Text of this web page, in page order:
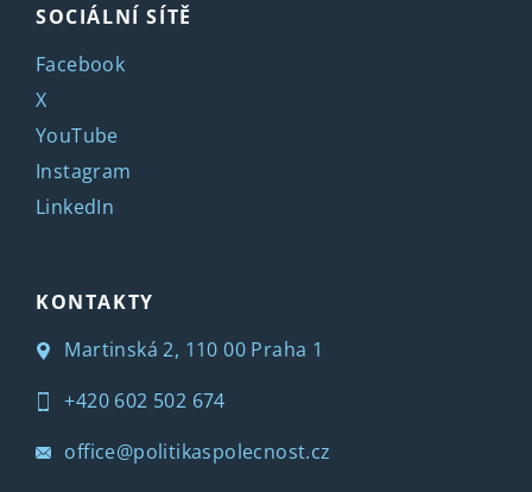
SOCIÁLNÍ SÍTĚ
Facebook
X
YouTube
Instagram
LinkedIn
KONTAKTY
Martinská 2, 110 00 Praha 1
+420 602 502 674
office@politikaspolecnost.cz